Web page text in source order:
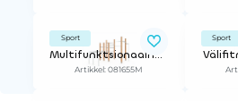
Sport
Multifunktsionaalne väliseade sportvõimlemiseks Street workout M
Artikkel: 081655M
Sport